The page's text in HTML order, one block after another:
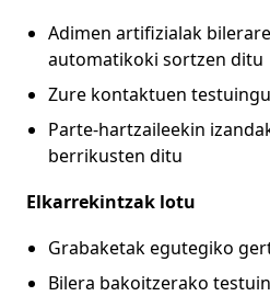
Adimen artifizialak
automatikoki sortzen ditu
Zure kontaktuen
Parte-hartzaileekin
berrikusten ditu
Elkarrekintzak lotu
Grabaketak egutegiko
Bilera bakoitzerako